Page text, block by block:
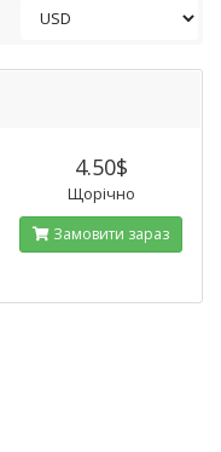
4.50$
Щорічно
Замовити зараз